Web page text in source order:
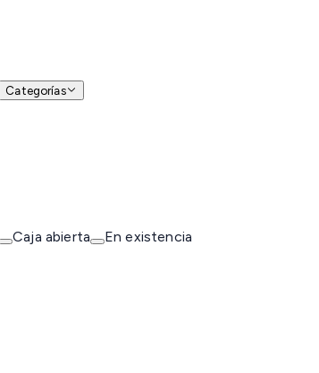
Categorías
Caja abierta En existencia